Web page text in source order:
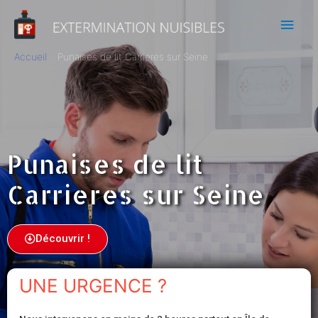
Accueil Punaises de lit Carrieres sur Seine
Punaises de lit
Carrieres sur Seine
Découvrir !
UNE URGENCE ?